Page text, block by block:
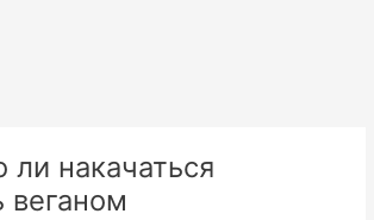
накачаться
веганом